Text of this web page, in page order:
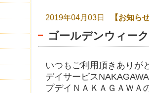
2019年04月03日 【お知ら
ゴールデンウィー
いつもご利用頂きありが
デイサービス
プデイＮＡＫＡＧＡＷＡ